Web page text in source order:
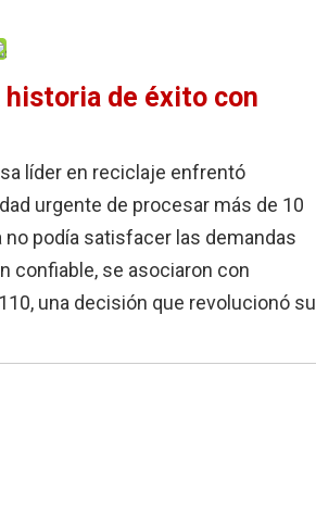
de éxito con
líder en reciclaje enfrentó
urgente de procesar más de 10
podía satisfacer las demandas
confiable, se asociaron con
una decisión que revolucionó su